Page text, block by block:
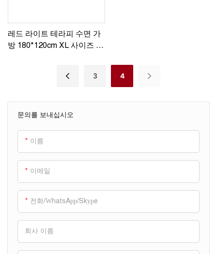
문의를 보내십시오
이름
이메일
전화/WhatsApp/Skype
회사 이름
레드 라이트 테라피 수면 가
방 180*120cm XL 사이즈 가
3 4